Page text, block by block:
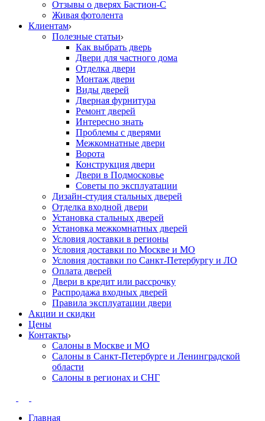
Отзывы о дверях Бастион-С
Живая фотолента
Клиентам
Полезные статьи
Как выбрать дверь
Двери для частного дома
Отделка двери
Монтаж двери
Виды дверей
Дверная фурнитура
Ремонт дверей
Интересно знать
Проблемы с дверями
Межкомнатные двери
Ворота
Конструкция двери
Двери в Подмосковье
Cоветы по эксплуатации
Дизайн-студия стальных дверей
Отделка входной двери
Установка стальных дверей
Установка межкомнатных дверей
Условия доставки в регионы
Условия доставки по Москве и МО
Условия доставки по Санкт-Петербургу и ЛО
Оплата дверей
Двери в кредит или рассрочку
Распродажа входных дверей
Правила эксплуатации двери
Акции и скидки
Цены
Контакты
Салоны в Москве и МО
Салоны в Санкт-Петербурге и Ленинградской
области
Салоны в регионах и СНГ
Главная